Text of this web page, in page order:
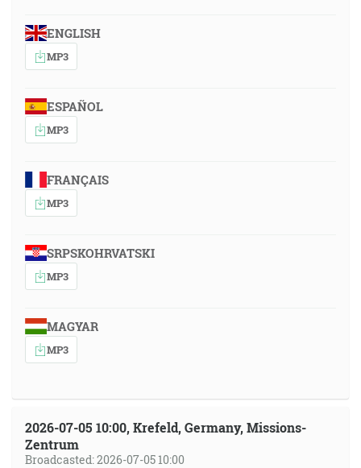
ENGLISH
MP3
ESPAÑOL
MP3
FRANÇAIS
MP3
SRPSKOHRVATSKI
MP3
MAGYAR
MP3
2026-07-05 10:00, Krefeld, Germany, Missions-
Zentrum
Broadcasted: 2026-07-05 10:00